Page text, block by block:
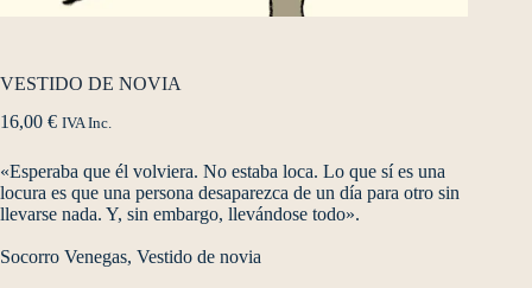
VESTIDO DE NOVIA
16,00 € IVA Inc.
«Esperaba que él volviera. No estaba loca. Lo que sí es una
locura es que una persona desaparezca de un día para otro sin
llevarse nada. Y, sin embargo, llevándose todo».
Socorro Venegas, Vestido de novia